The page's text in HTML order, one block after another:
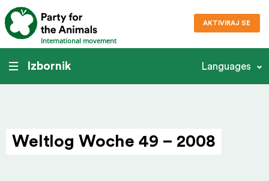
International movement
AKTIVIRAJ SE
Izbornik Languages
Weltlog Woche 49 – 2008